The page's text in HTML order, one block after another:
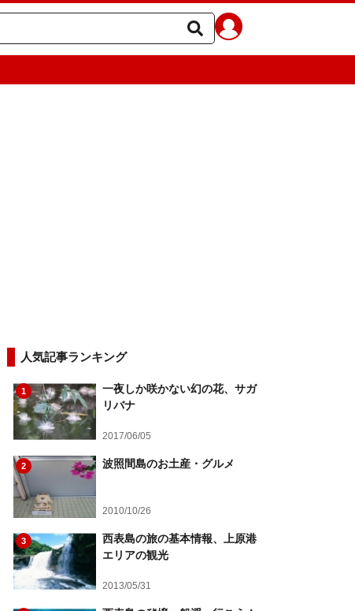
人気記事ランキング
1
一夜しか咲かない幻の花、サガ
リバナ
2017/06/05
2 波照間島のお土産・グルメ
2010/10/26
3
西表島の旅の基本情報、上原港
エリアの観光
2013/05/31